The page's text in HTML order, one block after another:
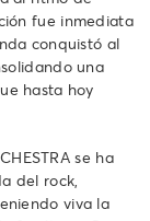
fue inmediata
conquistó al
una
hasta hoy
se ha
del rock,
viva la